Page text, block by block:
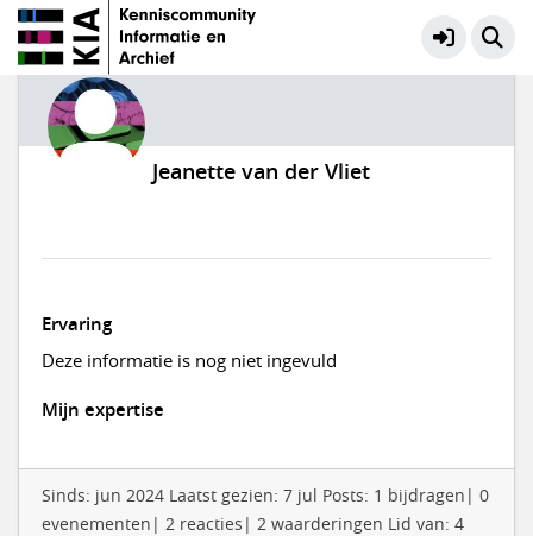
Jeanette van der Vliet
Ervaring
Deze informatie is nog niet ingevuld
Mijn expertise
Sinds: jun 2024 Laatst gezien: 7 jul Posts: 1 bijdragen| 0
evenementen| 2 reacties| 2 waarderingen Lid van: 4